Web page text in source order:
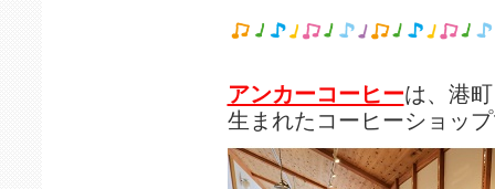
アンカーコーヒーは、港
生まれたコーヒーショッ